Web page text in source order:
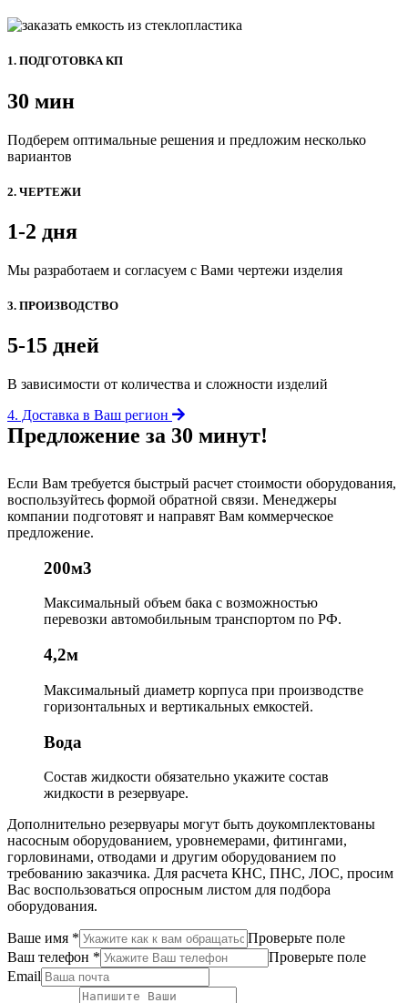
1. ПОДГОТОВКА КП
30 мин
Подберем оптимальные решения и предложим несколько
вариантов
2. ЧЕРТЕЖИ
1-2 дня
Мы разработаем и согласуем с Вами чертежи изделия
3. ПРОИЗВОДСТВО
5-15 дней
В зависимости от количества и сложности изделий
4. Доставка в Ваш регион
Предложение за 30 минут!
Если Вам требуется быстрый расчет стоимости оборудования,
воспользуйтесь формой обратной связи. Менеджеры
компании подготовят и направят Вам коммерческое
предложение.
200м3
Максимальный объем бака с возможностью
перевозки автомобильным транспортом по РФ.
4,2м
Максимальный диаметр корпуса при производстве
горизонтальных и вертикальных емкостей.
Вода
Состав жидкости обязательно укажите состав
жидкости в резервуаре.
Дополнительно резервуары могут быть доукомплектованы
насосным оборудованием, уровнемерами, фитингами,
горловинами, отводами и другим оборудованием по
требованию заказчика. Для расчета КНС, ПНС, ЛОС, просим
Вас воспользоваться опросным листом для подбора
оборудования.
Ваше имя *
Проверьте поле
Ваш телефон *
Проверьте поле
Email